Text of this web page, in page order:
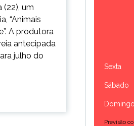
(22), um
“Animais
A produtora
antecipada
julho do
Sexta
Sábado
Domingo
Previsão